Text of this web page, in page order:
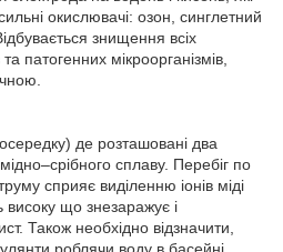
окислювачі: озон, синглетний
знищення всіх
патогенних мікроорганізмів,
де розташовані два
сплаву. Перебіг по
сприяє виділенню іонів міді
високу що знезаражує і
Також необхідно відзначити,